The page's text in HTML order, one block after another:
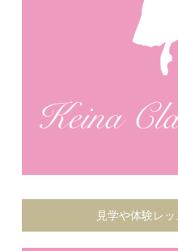
見学や体験レ